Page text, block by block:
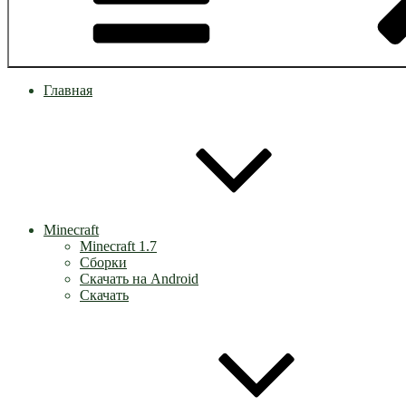
Главная
Minecraft
Minecraft 1.7
Сборки
Скачать на Android
Скачать